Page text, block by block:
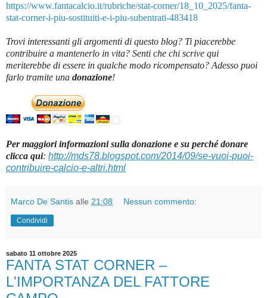
https://www.fantacalcio.it/rubriche/stat-corner/18_10_2025/fanta-
stat-corner-i-piu-sostituiti-e-i-piu-subentrati-483418
Trovi interessanti gli argomenti di questo blog? Ti piacerebbe
contribuire a mantenerlo in vita? Senti che chi scrive qui
meriterebbe di essere in qualche modo ricompensato? Adesso puoi
farlo tramite una donazione!
Per maggiori informazioni sulla donazione e su perché donare
clicca qui: http://mds78.blogspot.com/2014/09/se-vuoi-puoi-
contribuire-calcio-e-altri.html
Marco De Santis alle 21:08 Nessun commento:
Condividi
sabato 11 ottobre 2025
FANTA STAT CORNER –
L'IMPORTANZA DEL FATTORE